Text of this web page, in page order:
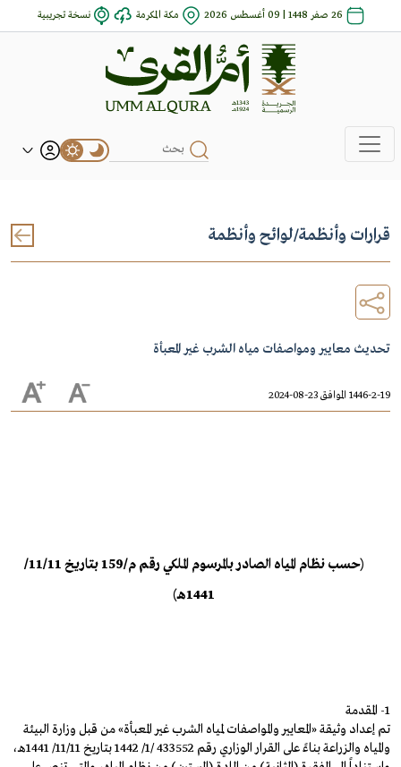
26 صفر 1448 | 09 أغسطس 2026 مكة المكرمة نسخة تجريبية
قرارات وأنظمة/لوائح وأنظمة
تحديث معايير ومواصفات مياه الشرب غير المعبأة
1446-2-19 الموافق 23-08-2024
(حسب نظام المياه الصادر بالمرسوم الملكي رقم م/159 بتاريخ 11/11/
1441هـ)
1- المقدمة
تم إعداد وثيقة «المعايير والمواصفات لمياه الشرب غير المعبأة» من قبل وزارة البيئة
والمياه والزراعة بناءً على القرار الوزاري رقم 433552 /1/ 1442 بتاريخ 11/11/ 1441هـ،